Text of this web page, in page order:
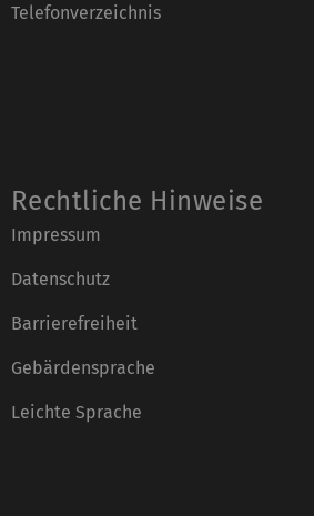
Telefonverzeichnis
Rechtliche Hinweise
Impressum
Datenschutz
Barrierefreiheit
Gebärdensprache
Leichte Sprache